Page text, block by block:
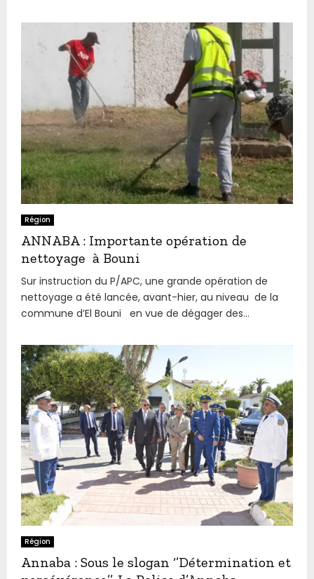
Région
ANNABA : Importante opération de
nettoyage à Bouni
Sur instruction du P/APC, une grande opération de
nettoyage a été lancée, avant-hier, au niveau de la
commune d’El Bouni en vue de dégager des...
Région
Annaba : Sous le slogan ‘’Détermination et